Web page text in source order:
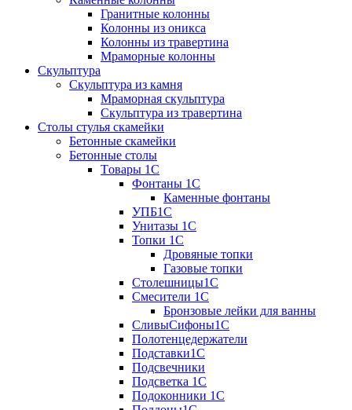
Гранитные колонны
Колонны из оникса
Колонны из травертина
Мраморные колонны
Скульптура
Скульптура из камня
Мраморная скульптура
Скульптура из травертина
Столы стулья скамейки
Бетонные скамейки
Бетонные столы
Tовары 1C
Фонтаны 1C
Каменные фонтаны
УПБ1С
Унитазы 1С
Топки 1С
Дровяные топки
Газовые топки
Столешницы1С
Смесители 1С
Бронзовые лейки для ванны
СливыСифоны1С
Полотенцедержатели
Подставки1С
Подсвечники
Подсветка 1С
Подоконники 1С